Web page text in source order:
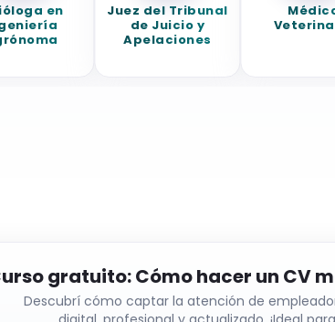
en
Juez del Tribunal
de Juicio y
Apelaciones
Médico
Veterinario
gratuito: Cómo hacer un CV
Descubrí cómo captar la atención de